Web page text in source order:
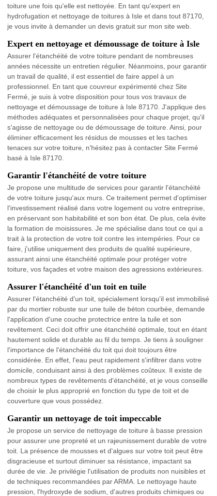
toiture une fois qu'elle est nettoyée. En tant qu'expert en
hydrofugation et nettoyage de toitures à Isle et dans tout 87170,
je vous invite à demander un devis gratuit sur mon site web.
Expert en nettoyage et démoussage de toiture à Isle
Assurer l'étanchéité de votre toiture pendant de nombreuses
années nécessite un entretien régulier. Néanmoins, pour garantir
un travail de qualité, il est essentiel de faire appel à un
professionnel. En tant que couvreur expérimenté chez Site
Fermé, je suis à votre disposition pour tous vos travaux de
nettoyage et démoussage de toiture à Isle 87170. J'applique des
méthodes adéquates et personnalisées pour chaque projet, qu'il
s'agisse de nettoyage ou de démoussage de toiture. Ainsi, pour
éliminer efficacement les résidus de mousses et les taches
tenaces sur votre toiture, n'hésitez pas à contacter Site Fermé
basé à Isle 87170.
Garantir l'étanchéité de votre toiture
Je propose une multitude de services pour garantir l'étanchéité
de votre toiture jusqu'aux murs. Ce traitement permet d'optimiser
l'investissement réalisé dans votre logement ou votre entreprise,
en préservant son habitabilité et son bon état. De plus, cela évite
la formation de moisissures. Je me spécialise dans tout ce qui a
trait à la protection de votre toit contre les intempéries. Pour ce
faire, j'utilise uniquement des produits de qualité supérieure,
assurant ainsi une étanchéité optimale pour protéger votre
toiture, vos façades et votre maison des agressions extérieures.
Assurer l'étanchéité d'un toit en tuile
Assurer l'étanchéité d'un toit, spécialement lorsqu'il est immobilisé
par du mortier robuste sur une tuile de béton courbée, demande
l'application d'une couche protectrice entre la tuile et son
revêtement. Ceci doit offrir une étanchéité optimale, tout en étant
hautement solide et durable au fil du temps. Je tiens à souligner
l'importance de l'étanchéité du toit qui doit toujours être
considérée. En effet, l'eau peut rapidement s'infiltrer dans votre
domicile, conduisant ainsi à des problèmes coûteux. Il existe de
nombreux types de revêtements d'étanchéité, et je vous conseille
de choisir le plus approprié en fonction du type de toit et de
couverture que vous possédez.
Garantir un nettoyage de toit impeccable
Je propose un service de nettoyage de toiture à basse pression
pour assurer une propreté et un rajeunissement durable de votre
toit. La présence de mousses et d'algues sur votre toit peut être
disgracieuse et surtout diminuer sa résistance, impactant sa
durée de vie. Je privilégie l'utilisation de produits non nuisibles et
de techniques recommandées par ARMA. Le nettoyage haute
pression, l'hydroxyde de sodium, d'autres produits chimiques ou